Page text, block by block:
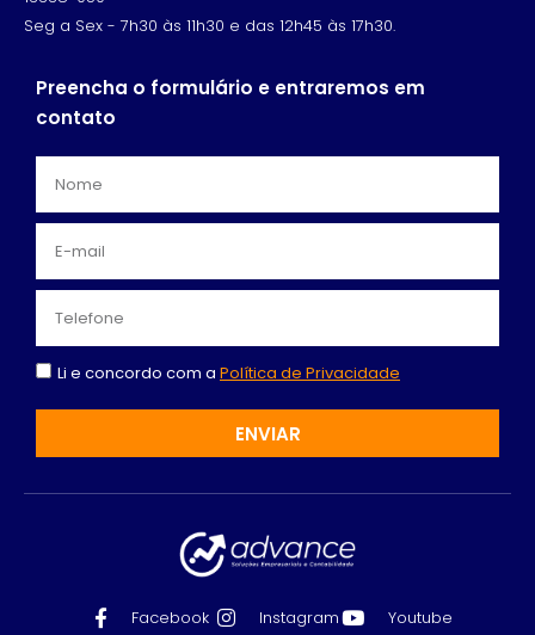
Seg a Sex - 7h30 às 11h30 e das 12h45 às 17h30.
Preencha o formulário e entraremos em
contato
Li e concordo com a Política de Privacidade
ENVIAR
Facebook Instagram
Youtube